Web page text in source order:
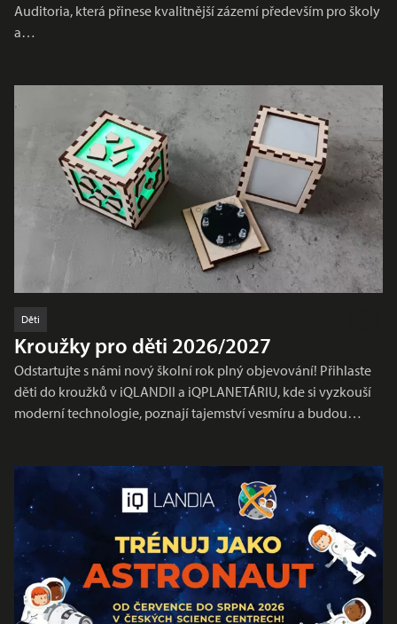
Auditoria, která přinese kvalitnější zázemí především pro školy
a…
Děti
Kroužky pro děti 2026/2027
Odstartujte s námi nový školní rok plný objevování! Přihlaste
děti do kroužků v iQLANDII a iQPLANETÁRIU, kde si vyzkouší
moderní technologie, poznají tajemství vesmíru a budou…